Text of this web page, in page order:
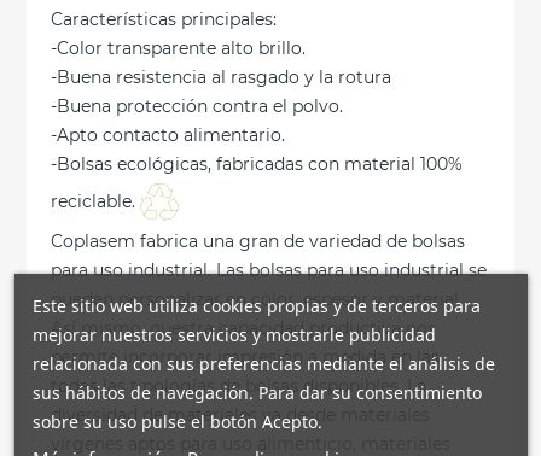
Características principales:
-Color transparente alto brillo.
-Buena resistencia al rasgado y la rotura
-Buena protección contra el polvo.
-Apto contacto alimentario.
-Bolsas ecológicas, fabricadas con material 100%
reciclable.
Coplasem fabrica una gran de variedad de bolsas
para uso industrial. Las bolsas para uso industrial se
pueden personalizar en color, espesor y material.
Así mismo, nuestra capacidad productiva nos
permite incorporar impresión a medida en las
todas las tipologías de bolsas disponibles. La
diversidad de materiales va desde materiales
Este sitio web utiliza cookies propias y de terceros para
mejorar nuestros servicios y mostrarle publicidad
relacionada con sus preferencias mediante el análisis de
sus hábitos de navegación. Para dar su consentimiento
sobre su uso pulse el botón Acepto.